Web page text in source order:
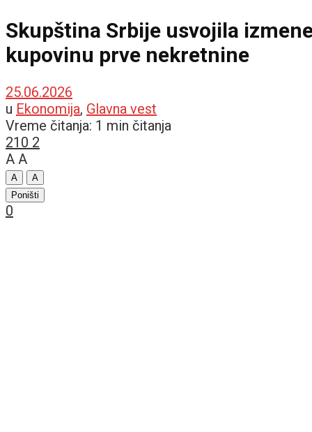
Skupština Srbije usvojila
kupovinu prve nekretnine
25.06.2026
u Ekonomija, Glavna vest
Vreme čitanja: 1 min čitanja
210 2
A A
A
A
Poništi
0